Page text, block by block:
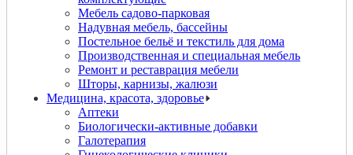
Мебель садово-парковая
Надувная мебель, бассейны
Постельное бельё и текстиль для дома
Производственная и специальная мебель
Ремонт и реставрация мебели
Шторы, карнизы, жалюзи
Медицина, красота, здоровье
Аптеки
Биологически-активные добавки
Галотерапия